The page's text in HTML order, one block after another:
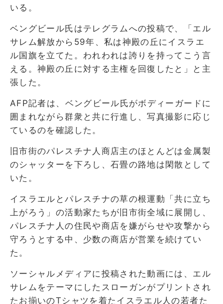
いる。
ベングビール氏はテレグラムへの投稿で、「エル
サレム解放から59年、私は神殿の丘にイスラエ
ル国旗を立てた。われわれは誇りを持ってこう言
える。神殿の丘に対する主権を回復したと」と主
張した。
AFP記者は、ベングビール氏がボディーガードに
囲まれながら群衆と共に行進し、写真撮影に応じ
ているのを確認した。
旧市街のパレスチナ人商店主のほとんどは金属製
のシャッターを下ろし、石畳の路地は閑散として
いた。
イスラエルとパレスチナの草の根運動「共に立ち
上がろう」の活動家たちが旧市街全域に展開し、
パレスチナ人の住民や商店を嫌がらせや攻撃から
守ろうとする中、少数の商店が営業を続けてい
た。
ソーシャルメディアに投稿された動画には、エル
サレムをテーマにしたスローガンがプリントされ
たお揃いのTシャツを着たイスラエル人の若者た